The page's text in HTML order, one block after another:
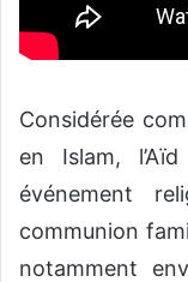
Considérée
en Islam,
événement
communion
notamment